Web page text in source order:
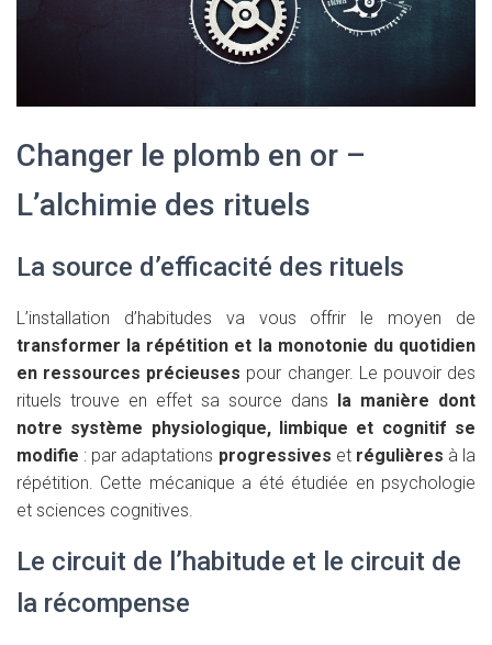
Changer le plomb en or –
L’alchimie des rituels
La source d’efficacité des rituels
L’installation d’habitudes va vous offrir le moyen de
transformer la répétition et la monotonie du quotidien
en ressources précieuses pour changer. Le pouvoir des
rituels trouve en effet sa source dans la manière dont
notre système physiologique, limbique et cognitif se
modifie : par adaptations progressives et régulières à la
répétition. Cette mécanique a été étudiée en psychologie
et sciences cognitives.
Le circuit de l’habitude et le circuit de
la récompense